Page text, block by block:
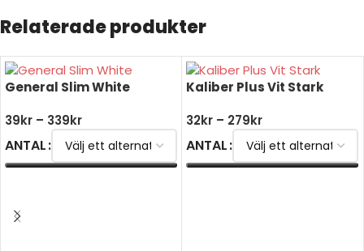
Relaterade produkter
General Slim White
39kr – 339kr
ANTAL
Kaliber Plus Vit Stark
32kr – 279kr
ANTAL